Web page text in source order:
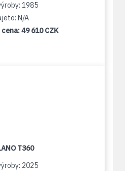
1985
N/A
49 610 CZK
T360
2025